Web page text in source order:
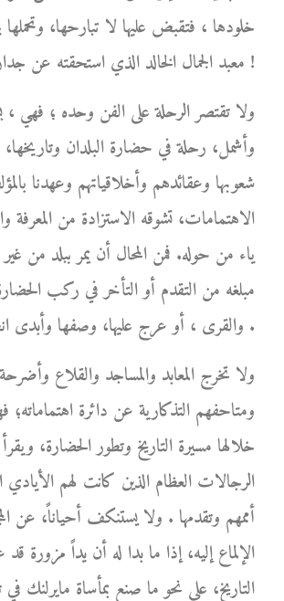
خلودها ، فتقبض عليها لا تبارحها،
معبد الجمال الخالد الذي استحقته عن جدارة !
ولا تقتصر الرحلة على الفن وحده ؛ فهي
وأشمل، رحلة في حضارة البلدان
شعوبها وعقائدهم وأخلاقياتهم وعهدنا
الاهتمامات، تشوقه الاستزادة من المعرفة
ياء من حوله. فمن المحال أن يمر ببلد من
مبلغه من التقدم أو التأخر في ركب
والقرى ، أو عرج عليها، وصفها وأبدى انطباعه عنها .
ولا تخرج المعابد والمساجد والقلاع
ومتاحفهم التذكارية عن دائرة
خلالها مسيرة التاريخ وتطور الحضارة،
الرجالات العظام الذين كانت لهم الأيادي
أممهم وتقدمها . ولا يستنكف أحياناً، عن
الإلماع إليه، إذا ما بدا له أن يداً مزورة
التاريخ، على نحو ما صنع بمأساة مايرلنك في